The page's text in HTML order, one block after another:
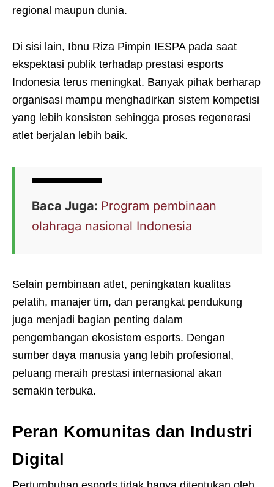
regional maupun dunia.
Di sisi lain, Ibnu Riza Pimpin IESPA pada saat
ekspektasi publik terhadap prestasi esports
Indonesia terus meningkat. Banyak pihak berharap
organisasi mampu menghadirkan sistem kompetisi
yang lebih konsisten sehingga proses regenerasi
atlet berjalan lebih baik.
Baca Juga: Program pembinaan
olahraga nasional Indonesia
Selain pembinaan atlet, peningkatan kualitas
pelatih, manajer tim, dan perangkat pendukung
juga menjadi bagian penting dalam
pengembangan ekosistem esports. Dengan
sumber daya manusia yang lebih profesional,
peluang meraih prestasi internasional akan
semakin terbuka.
Peran Komunitas dan Industri
Digital